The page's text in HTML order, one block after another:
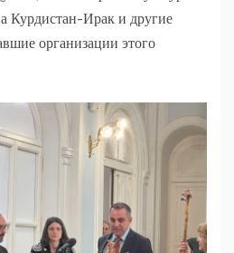
Курдистан-Ирак и другие
организации этого